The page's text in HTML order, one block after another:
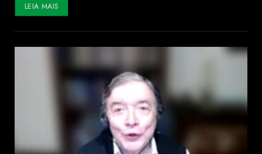
LEIA MAIS